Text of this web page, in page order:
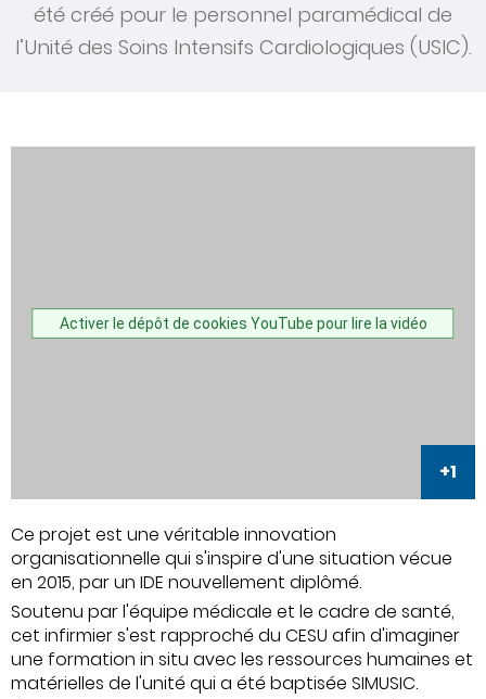
été créé pour le personnel paramédical de
l’Unité des Soins Intensifs Cardiologiques (USIC).
Activer le dépôt de cookies YouTube pour lire la vidéo
Ce projet est une véritable innovation
organisationnelle qui s'inspire d'une situation vécue
en 2015, par un IDE nouvellement diplômé.
Soutenu par l'équipe médicale et le cadre de santé,
cet infirmier s'est rapproché du CESU afin d'imaginer
une formation in situ avec les ressources humaines et
matérielles de l'unité qui a été baptisée SIMUSIC.